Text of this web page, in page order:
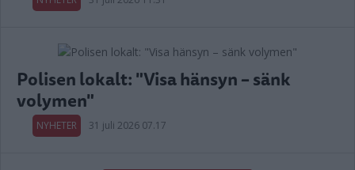
Polisen lokalt: "Visa hänsyn – sänk
volymen"
NYHETER 31 juli 2026 07.17